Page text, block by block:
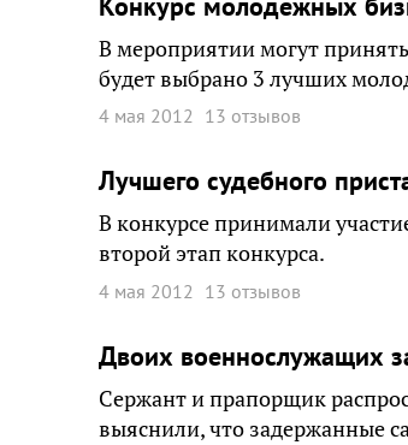
В мероприятии могут
будет выбрано 3 лучших
4 мая 2012 13 отзывов
Лучшего судебного
В конкурсе принимали
второй этап конкурса.
4 мая 2012 13 отзывов
Двоих военнослужащих
Сержант и прапорщик
выяснили, что задержанные